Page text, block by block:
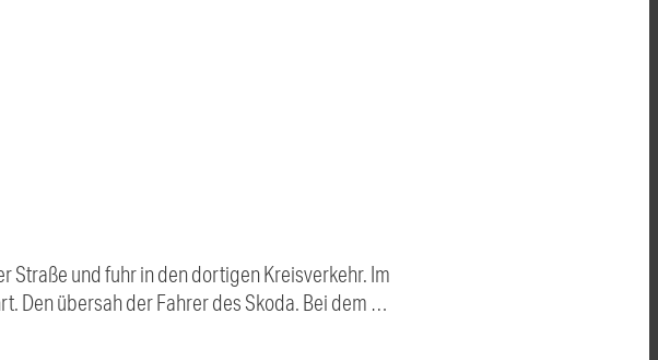
Straße und fuhr in den dortigen Kreisverkehr. Im
Den übersah der Fahrer des Skoda. Bei dem …